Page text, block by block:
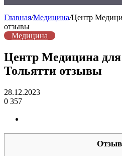
Главная/Медицина/Центр
отзывы
Медицина
Центр Медицина для
Тольятти отзывы
28.12.2023
0 357